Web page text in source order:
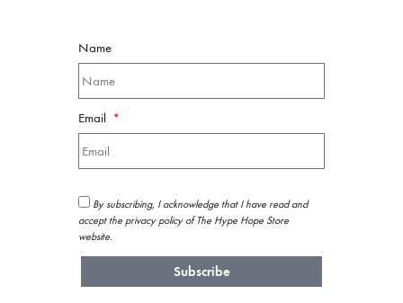
Name
Email
By subscribing, I acknowledge that I have read and
accept the privacy policy of The Hype Hope Store
website.
Subscribe